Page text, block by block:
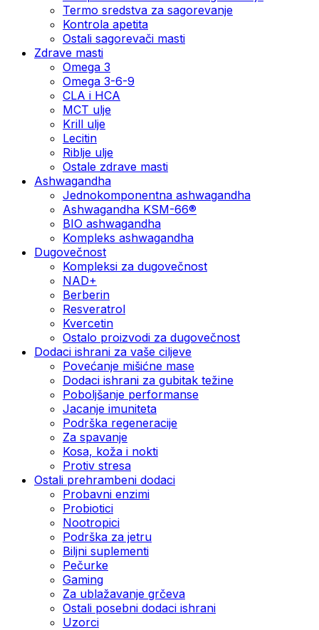
Termo sredstva za sagorevanje
Kontrola apetita
Ostali sagorevači masti
Zdrave masti
Omega 3
Omega 3-6-9
CLA i HCA
MCT ulje
Krill ulje
Lecitin
Riblje ulje
Ostale zdrave masti
Ashwagandha
Jednokomponentna ashwagandha
Ashwagandha KSM-66®
BIO ashwagandha
Kompleks ashwagandha
Dugovečnost
Kompleksi za dugovečnost
NAD+
Berberin
Resveratrol
Kvercetin
Ostalo proizvodi za dugovečnost
Dodaci ishrani za vaše ciljeve
Povećanje mišićne mase
Dodaci ishrani za gubitak težine
Poboljšanje performanse
Jacanje imuniteta
Podrška regeneracije
Za spavanje
Kosa, koža i nokti
Protiv stresa
Ostali prehrambeni dodaci
Probavni enzimi
Probiotici
Nootropici
Podrška za jetru
Biljni suplementi
Pečurke
Gaming
Za ublažavanje grčeva
Ostali posebni dodaci ishrani
Uzorci